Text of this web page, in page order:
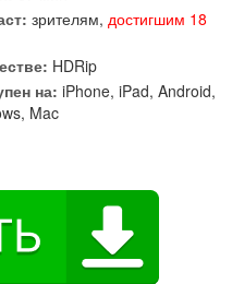
зрителям, достигшим 18
HDRip
на: iPhone, iPad, Android,
Mac